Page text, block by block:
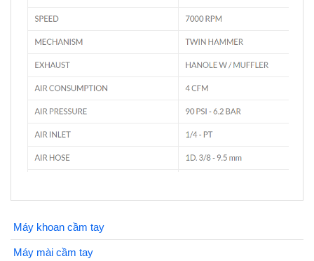
Máy khoan cầm tay
Máy mài cầm tay